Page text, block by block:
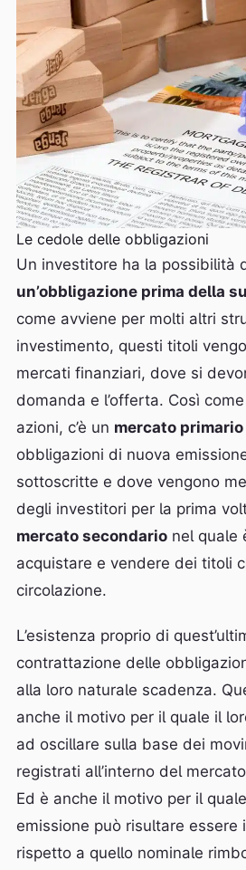
Le cedole delle obbligazioni
Un investitore ha la possibilità
un’obbligazione prima della
come avviene per molti altri
investimento, questi titoli
mercati finanziari, dove si
domanda e l’offerta. Così
azioni, c’è un mercato primario
obbligazioni di nuova
sottoscritte e dove vengono
degli investitori per la prima
mercato secondario nel quale
acquistare e vendere dei titoli
circolazione.
L’esistenza proprio di
contrattazione delle
alla loro naturale scadenza.
anche il motivo per il quale il
ad oscillare sulla base dei
registrati all’interno del
Ed è anche il motivo per il
emissione può risultare essere
rispetto a quello nominale